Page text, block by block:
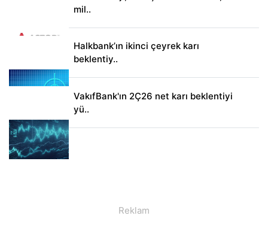
mil..
Halkbank’ın ikinci çeyrek karı
beklentiy..
VakıfBank'ın 2Ç26 net karı beklentiyi
yü..